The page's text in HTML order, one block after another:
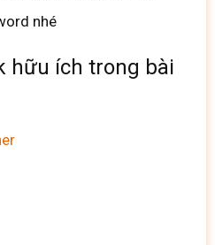
nhé
hữu ích trong bài